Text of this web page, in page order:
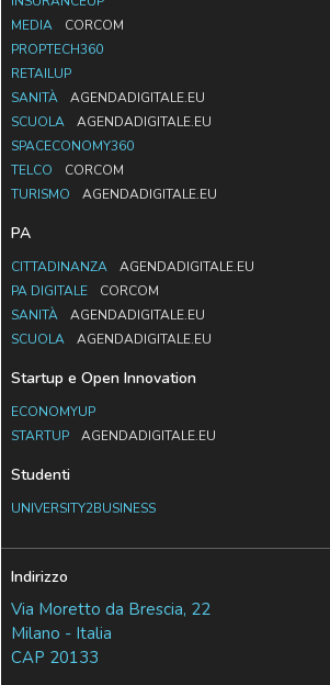
MEDIA
CORCOM
PROPTECH360
RETAILUP
SANITÀ
AGENDADIGITALE.EU
SCUOLA
AGENDADIGITALE.EU
SPACECONOMY360
TELCO
CORCOM
TURISMO
AGENDADIGITALE.EU
PA
CITTADINANZA
AGENDADIGITALE.EU
PA DIGITALE
CORCOM
SANITÀ
AGENDADIGITALE.EU
SCUOLA
AGENDADIGITALE.EU
Startup e Open Innovation
ECONOMYUP
STARTUP
AGENDADIGITALE.EU
Studenti
UNIVERSITY2BUSINESS
Indirizzo
Via Moretto da Brescia, 22
Milano - Italia
CAP 20133